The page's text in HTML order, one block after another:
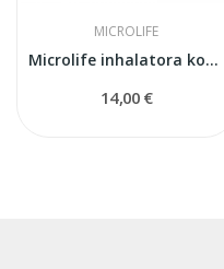
MICROLIFE
Microlife inhalatora komplekts universālais
14,00 €